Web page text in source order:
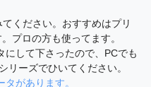
ください。おすすめはプリ
プロの方も使ってます。
して下さったので、PCでも
リーズでひいてください。
があります。